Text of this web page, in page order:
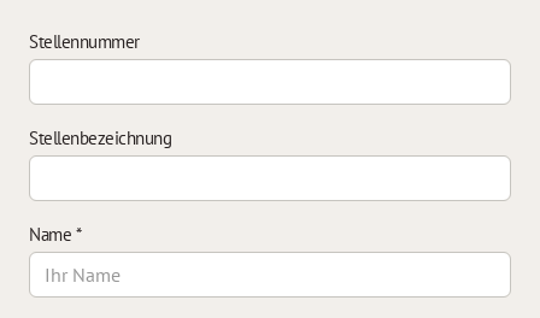
Stellennummer
Stellenbezeichnung
Name *